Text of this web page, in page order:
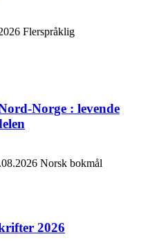
Flerspråklig
Norge : levende
Norsk bokmål
2026